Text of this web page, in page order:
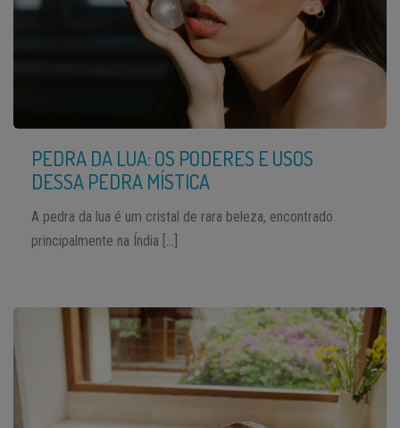
PEDRA DA LUA: OS PODERES E USOS
DESSA PEDRA MÍSTICA
A pedra da lua é um cristal de rara beleza, encontrado
principalmente na Índia […]